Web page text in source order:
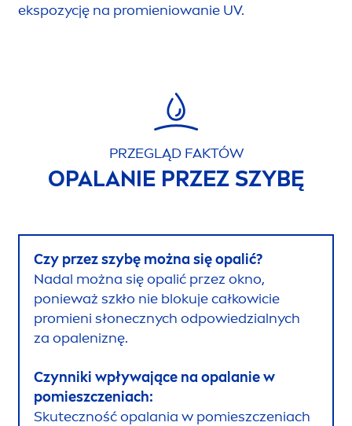
ekspozycję na promieniowanie UV.
PRZEGLĄD FAKTÓW
OPALANIE PRZEZ SZYBĘ
Czy przez szybę można się opalić?
Nadal można się opalić przez okno,
ponieważ szkło nie blokuje całkowicie
promieni słonecznych odpowiedzialnych
za opaleniznę.
Czynniki wpływające na opalanie w
pomieszczeniach:
Skuteczność opalania w pomieszczeniach